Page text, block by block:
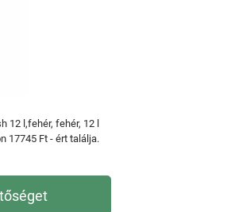
12 l,fehér, fehér, 12 l
17745 Ft - ért találja.